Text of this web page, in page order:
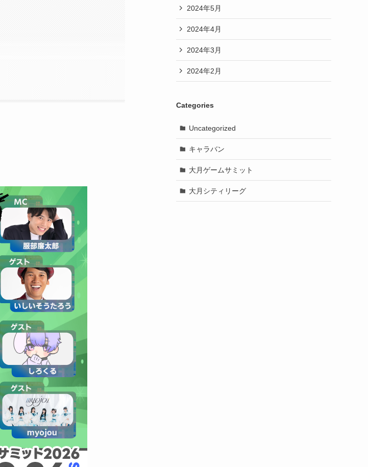
2024年5月
2024年4月
2024年3月
2024年2月
Categories
Uncategorized
キャラバン
大月ゲームサミット
大月シティリーグ